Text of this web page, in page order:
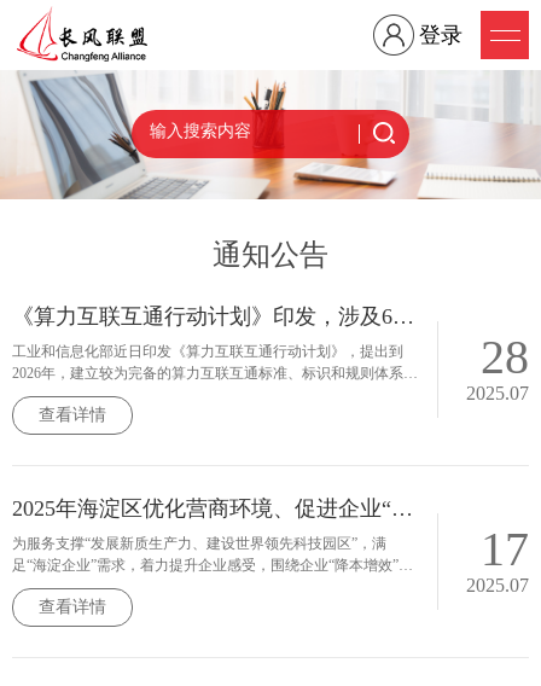
登录
通知公告
《算力互联互通行动计划》印发，涉及6方面16项重点任务
工业和信息化部近日印发《算力互联互通行动计划》，提出到
2026年，建立较为完备的算力互联互通标准、标识和规则体系。
设施互联方面，推广新型高性能传输协议，提升算力节点间网络
互联互通水平；资源互用方面，建成国家、区域、行业算力互联
互通平台，统一汇聚公共算力标识，实现全国头部算力企业的公
面，开展算力互联网试验网试点，赋能产业普惠用算。到2028
年，基本实现全国公共算力标准化互联，逐步形成具备智能感
知、实时
查看详情
28
2025.07
2025年海淀区优化营商环境、促进企业“降本增效”，33条措施发布！
为服务支撑“发展新质生产力、建设世界领先科技园区”，满
足“海淀企业”需求，着力提升企业感受，围绕企业“降本增效”，
打造“多元主体协同、数智融合赋能、大家商量着办”的营商环
境，助力企业提升生存韧性、创新活力与全球竞争力，结合海淀
实际，特制定本方案。
查看详情
17
2025.07